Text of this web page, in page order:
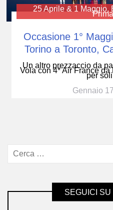
25 Aprile & 1 Maggio,
Occasione 1°
Torino a Toronto,
Un altro prezzaccio da
Vola con 4* Air France da
per
Gennaio
SEGUICI